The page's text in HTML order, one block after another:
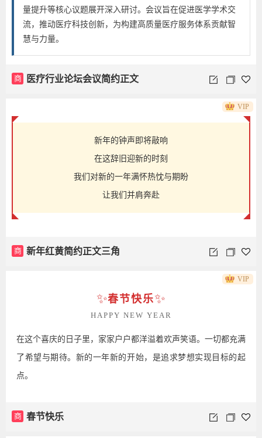
量提升等核心议题展开深入研讨。会议旨在促进医学学术交
流，推动医疗科技创新，为构建高质量医疗服务体系贡献智
慧与力量。
商 医疗行业论坛会议简约正文
新年的钟声即将敲响
在这辞旧迎新的时刻
我们对新的一年满怀热忱与期盼
让我们并肩奔赴
商 新年红黄简约正文三角
VIP
✨春节快乐✨
HAPPY NEW YEAR
在这个喜庆的日子里，家家户户都洋溢着欢声笑语。一切都充满
了希望与期待。新的一年新的开始，是追求梦想实现目标的起
点。
商 春节快乐
VIP